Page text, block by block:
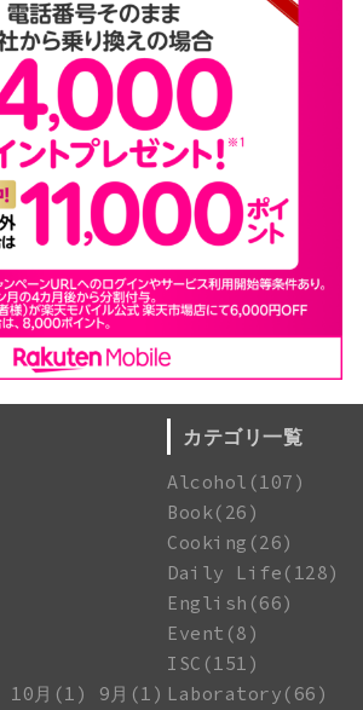
10月(1)
9月(1)
カテゴリ一覧
Alcohol(107)
Book(26)
Cooking(26)
Daily Life(128)
English(66)
Event(8)
ISC(151)
Laboratory(66)